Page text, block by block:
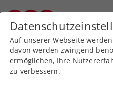
Turniere
Auf unserer Webseite
davon werden zwingend
ermöglichen, Ihre
zu verbessern.